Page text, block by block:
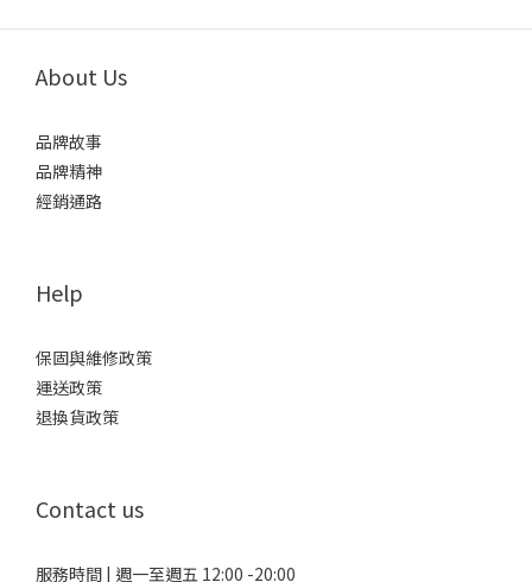
About Us
品牌故事
品牌精神
經銷通路
Help
保固與維修政策
運送政策
退換貨政策
Contact us
服務時間 | 週一至週五 12:00 -20:00